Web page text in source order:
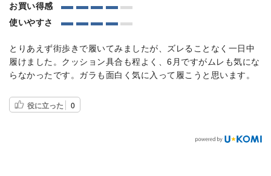
お買い得感
使いやすさ
とりあえず街歩きで履いてみましたが、ズレることなく一日中
履けました。クッション具合も程よく、6月ですがムレも気にな
らなかったです。ガラも面白く気に入って履こうと思います。
役に立った 0